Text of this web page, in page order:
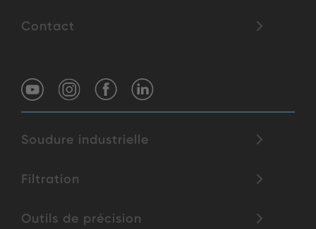
Contact
Soudure industrielle
Filtration
Outils de précision